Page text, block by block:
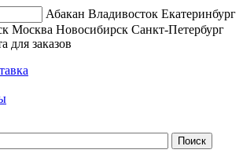
Абакан Владивосток Екатеринбург
Москва Новосибирск Санкт-Петербург
для заказов